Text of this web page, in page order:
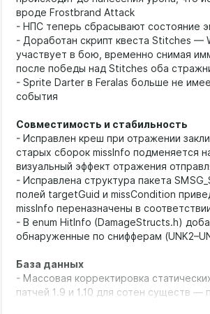
вроде Frostbrand Attack
- НПС теперь сбрасывают состояние
- Доработан скрипт квеста Stitches —
участвует в бою, временно снимая
после победы над Stitches оба
- Sprite Darter в Feralas больше не
события
Совместимость и стабильность
- Исправлен креш при отражении
старых сборок missInfo подменяется
визуальный эффект отражения
- Исправлена структура пакета
полей targetGuid и missCondition
missInfo переназначены в
- В enum HitInfo (DamageStructs.h)
обнаруженные по снифферам
База данных
- Массовая корректировка
патчей 1.9 и 1.10 для сотен существ